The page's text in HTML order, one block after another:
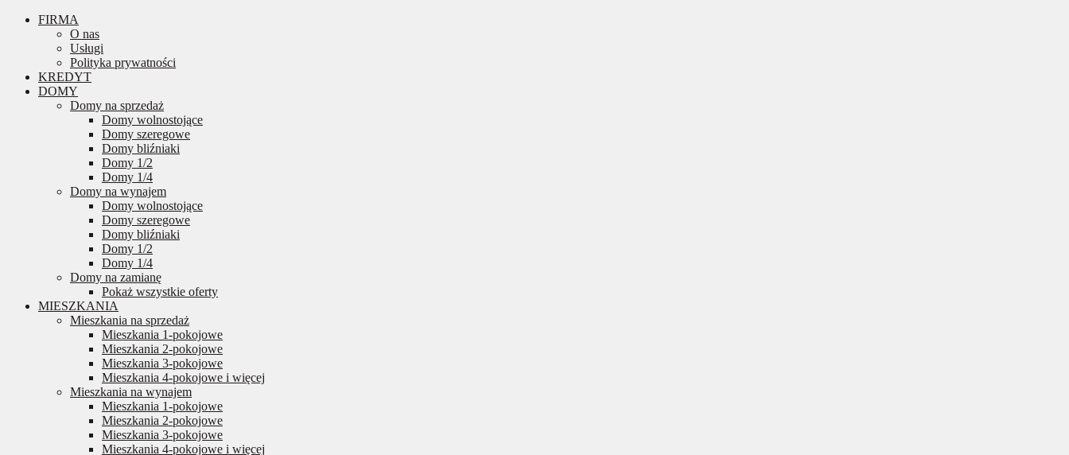
FIRMA
O nas
Usługi
Polityka prywatności
KREDYT
DOMY
Domy na sprzedaż
Domy wolnostojące
Domy szeregowe
Domy bliźniaki
Domy 1/2
Domy 1/4
Domy na wynajem
Domy wolnostojące
Domy szeregowe
Domy bliźniaki
Domy 1/2
Domy 1/4
Domy na zamianę
Pokaż wszystkie oferty
MIESZKANIA
Mieszkania na sprzedaż
Mieszkania 1-pokojowe
Mieszkania 2-pokojowe
Mieszkania 3-pokojowe
Mieszkania 4-pokojowe i więcej
Mieszkania na wynajem
Mieszkania 1-pokojowe
Mieszkania 2-pokojowe
Mieszkania 3-pokojowe
Mieszkania 4-pokojowe i więcej